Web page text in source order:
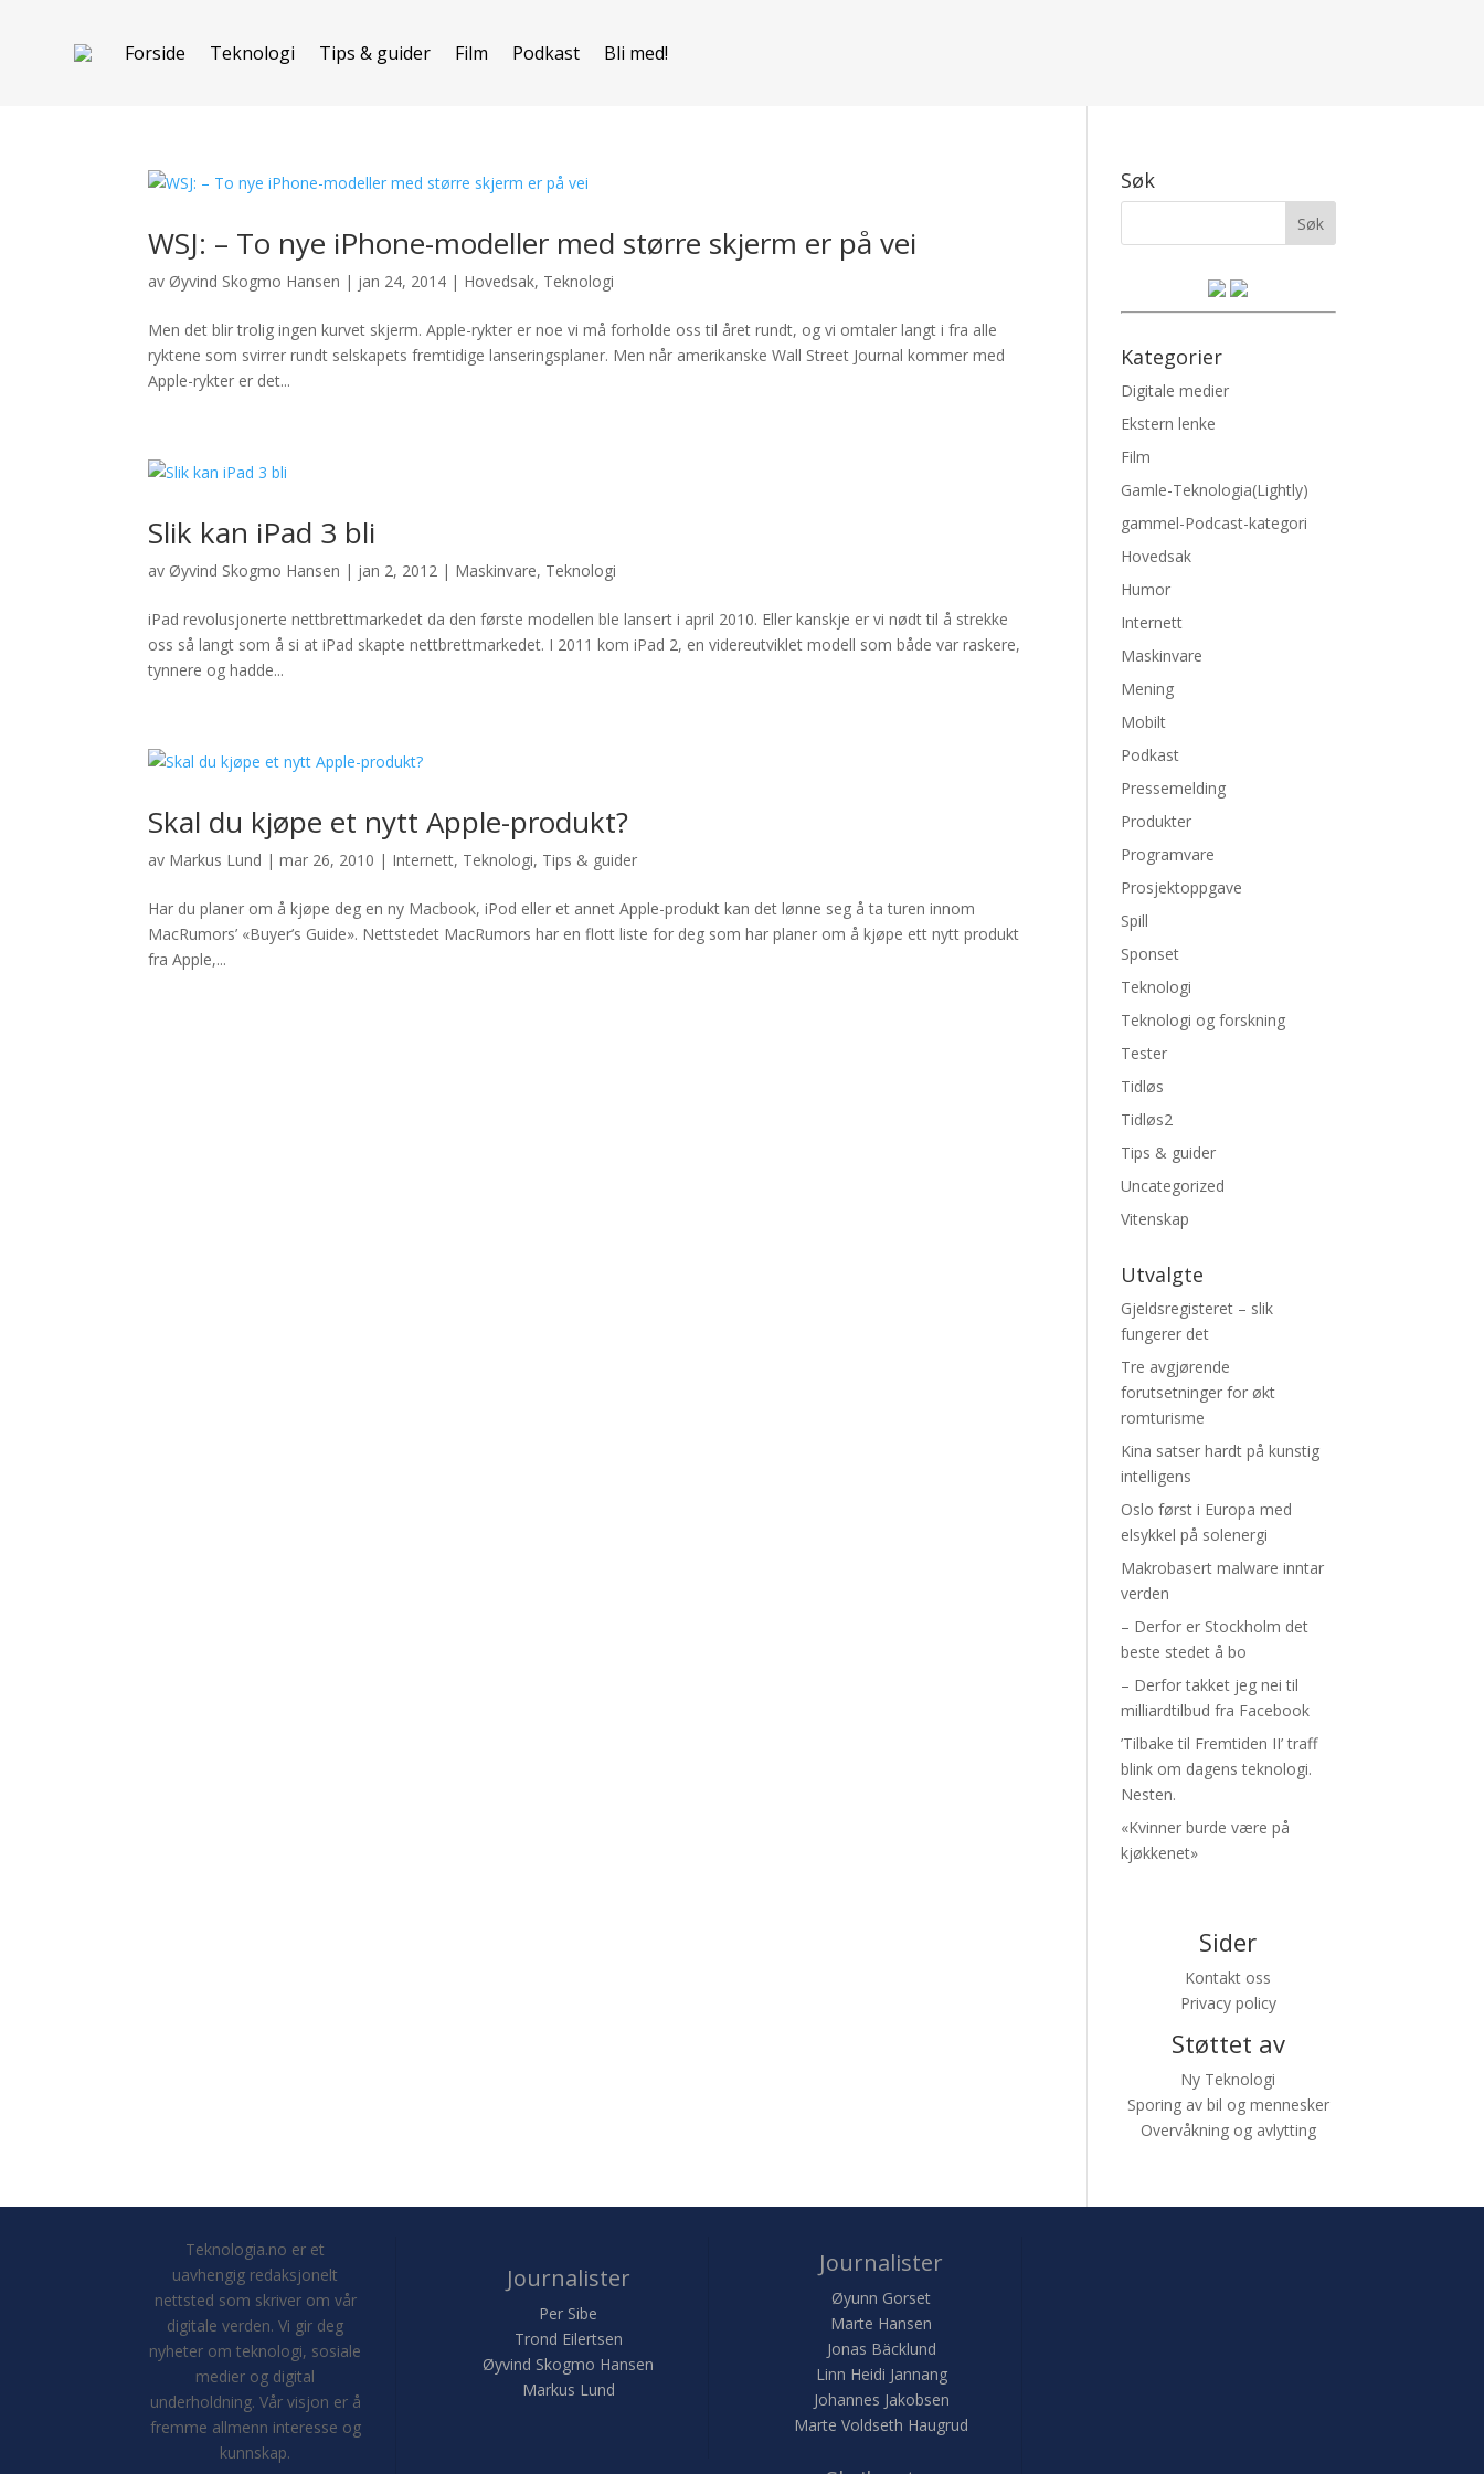
Forside Teknologi Tips & guider Film Podkast Bli med!
WSJ: – To nye iPhone-modeller med større skjerm er på vei
av Øyvind Skogmo Hansen | jan 24, 2014 | Hovedsak, Teknologi
Men det blir trolig ingen kurvet skjerm. Apple-rykter er noe vi må forholde oss til året rundt, og vi omtaler langt i fra alle
ryktene som svirrer rundt selskapets fremtidige lanseringsplaner. Men når amerikanske Wall Street Journal kommer med
Apple-rykter er det...
Slik kan iPad 3 bli
av Øyvind Skogmo Hansen | jan 2, 2012 | Maskinvare, Teknologi
iPad revolusjonerte nettbrettmarkedet da den første modellen ble lansert i april 2010. Eller kanskje er vi nødt til å strekke
oss så langt som å si at iPad skapte nettbrettmarkedet. I 2011 kom iPad 2, en videreutviklet modell som både var raskere,
tynnere og hadde...
Skal du kjøpe et nytt Apple-produkt?
av Markus Lund |mar 26, 2010 | Internett, Teknologi, Tips & guider
Har du planer om å kjøpe deg en ny Macbook, iPod eller et annet Apple-produkt kan det lønne seg å ta turen innom
MacRumors’ «Buyer’s Guide». Nettstedet MacRumors har en flott liste for deg som har planer om å kjøpe ett nytt produkt
fra Apple,...
Søk
Kategorier
Digitale medier
Ekstern lenke
Film
Gamle-Teknologia(Lightly)
gammel-Podcast-kategori
Hovedsak
Humor
Internett
Maskinvare
Mening
Mobilt
Podkast
Pressemelding
Produkter
Programvare
Prosjektoppgave
Spill
Sponset
Teknologi
Teknologi og forskning
Tester
Tidløs
Tidløs2
Tips & guider
Uncategorized
Vitenskap
Utvalgte
Gjeldsregisteret – slik
fungerer det
Tre avgjørende
forutsetninger for økt
romturisme
Kina satser hardt på kunstig
intelligens
Oslo først i Europa med
elsykkel på solenergi
Makrobasert malware inntar
verden
– Derfor er Stockholm det
beste stedet å bo
– Derfor takket jeg nei til
milliardtilbud fra Facebook
’Tilbake til Fremtiden II’ traff
blink om dagens teknologi.
Nesten.
«Kvinner burde være på
kjøkkenet»
Sider
Kontakt oss
Privacy policy
Støttet av
Ny Teknologi
Sporing av bil og mennesker
Overvåkning og avlytting
Teknologia.no er et
uavhengig redaksjonelt
nettsted som skriver om vår
digitale verden. Vi gir deg
nyheter om teknologi, sosiale
medier og digital
underholdning. Vår visjon er å
fremme allmenn interesse og
kunnskap.
Journalister
Per Sibe
Trond Eilertsen
Øyvind Skogmo Hansen
Markus Lund
Journalister
Øyunn Gorset
Marte Hansen
Jonas Bäcklund
Linn Heidi Jannang
Johannes Jakobsen
Marte Voldseth Haugrud